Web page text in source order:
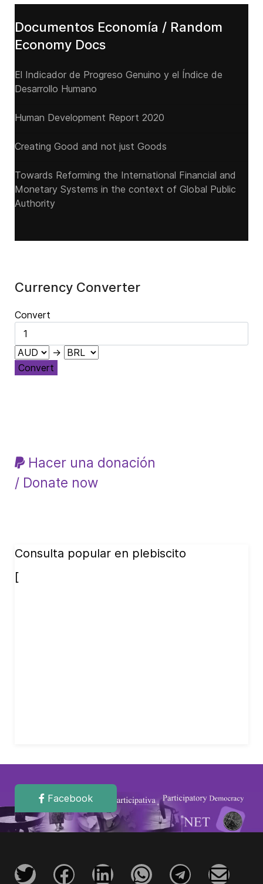
Documentos Economía / Random
Economy Docs
El Indicador de Progreso Genuino y el Índice de
Desarrollo Humano
Human Development Report 2020
Creating Good and not just Goods
Towards Reforming the International Financial and
Monetary Systems in the context of Global Public
Authority
Currency Converter
Convert
→
Convert
Hacer una donación
/ Donate now
Consulta popular en plebiscito
[
Facebook